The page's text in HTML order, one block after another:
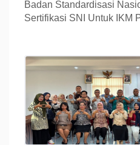
Badan Standardisasi
Sertifikasi SNI Untuk IKM